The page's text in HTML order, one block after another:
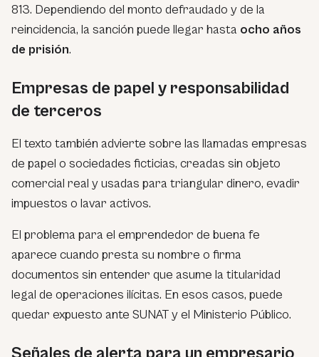
813. Dependiendo del monto defraudado y de la
reincidencia, la sanción puede llegar hasta ocho años
de prisión.
Empresas de papel y responsabilidad
de terceros
El texto también advierte sobre las llamadas empresas
de papel o sociedades ficticias, creadas sin objeto
comercial real y usadas para triangular dinero, evadir
impuestos o lavar activos.
El problema para el emprendedor de buena fe
aparece cuando presta su nombre o firma
documentos sin entender que asume la titularidad
legal de operaciones ilícitas. En esos casos, puede
quedar expuesto ante SUNAT y el Ministerio Público.